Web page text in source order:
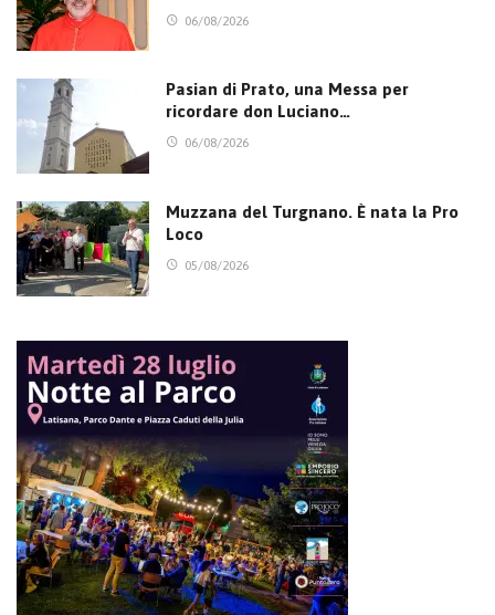
06/08/2026
Pasian di Prato, una Messa per
ricordare don Luciano…
06/08/2026
Muzzana del Turgnano. È nata la Pro
Loco
05/08/2026